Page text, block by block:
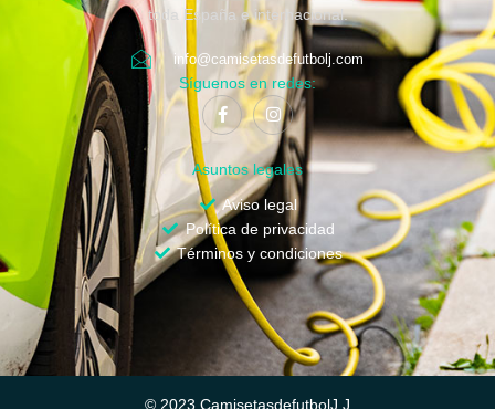
toda España e internacional.
info@camisetasdefutbolj.com
Síguenos en redes:
Asuntos legales
Aviso legal
Política de privacidad
Términos y condiciones
© 2023 CamisetasdefutbolJ.J